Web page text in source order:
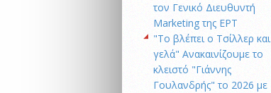
τον Γενικό Διευθυντή
Marketing της ΕΡΤ
"Το βλέπει ο Τσίλλερ και
γελά" Ανακαινίζουμε το
κλειστό "Γιάννης
Γουλανδρής" το 2026 με